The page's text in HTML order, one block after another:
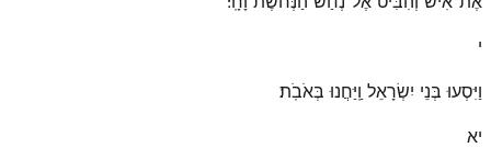
י
וַיִּסְעוּ בְּנֵי יִשְׂרָאֵל וַֽיַּחֲנוּ בְּאֹבֹֽת׃
יא